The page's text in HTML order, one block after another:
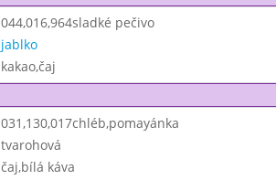
044,016,964sladké pečivo
jablko
kakao,čaj
031,130,017chléb,pomayánka
tvarohová
čaj,bílá káva